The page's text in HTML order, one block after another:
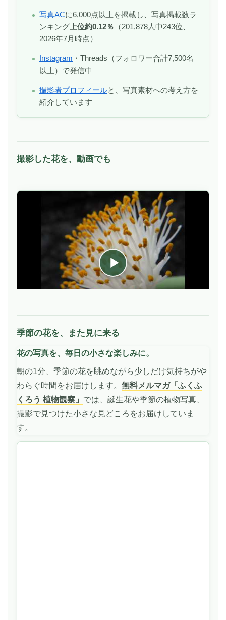
写真ACに6,000点以上を掲載し、写真掲載数ラ
ンキング 上位約0.12％ （201,878人中243位、
2026年7月時点）
Instagram ・Threads（フォロワー合計7,500名
以上）で発信中
撮影者プロフィールと、写真素材への考え方を
紹介しています
撮影した花を、動画でも
動
画
を
生
季節の花を、また見に来る
花の写真を、毎日の小さな楽しみに。
朝の1分、季節の花を眺めながら少しだけ気持ちがや
わらぐ時間をお届けします。 無料メルマガ「ふくふ
くろう 植物観察」 では、誕生花や季節の植物写真、
撮影で見つけた小さな見どころをお届けしていま
す。